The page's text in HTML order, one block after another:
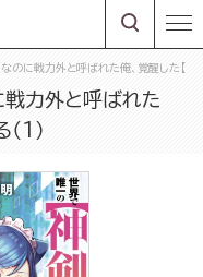
のに戦力外と呼ばれた俺、覚醒した【神
戦力外と呼ばれた
1）